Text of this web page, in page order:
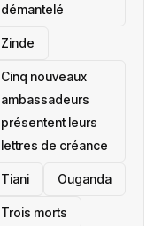
démantelé
Zinde
Cinq nouveaux
ambassadeurs
présentent leurs
lettres de créance
Tiani ‎Ouganda
Trois morts